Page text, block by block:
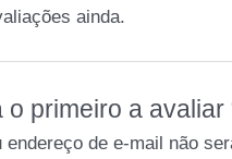
ainda.
o primeiro a
endereço de e-mail não